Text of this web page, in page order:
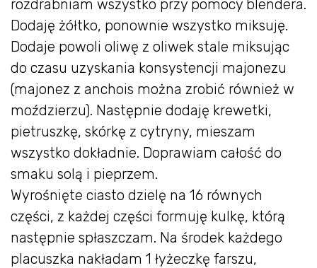
rozdrabniam wszystko przy pomocy blendera.
Dodaję żółtko, ponownie wszystko miksuję.
Dodaje powoli oliwę z oliwek stale miksując
do czasu uzyskania konsystencji majonezu
(majonez z anchois można zrobić również w
moździerzu). Następnie dodaję krewetki,
pietruszkę, skórkę z cytryny, mieszam
wszystko dokładnie. Doprawiam całość do
smaku solą i pieprzem.
Wyrośnięte ciasto dzielę na 16 równych
części, z każdej części formuję kulkę, którą
następnie spłaszczam. Na środek każdego
placuszka nakładam 1 łyżeczkę farszu,